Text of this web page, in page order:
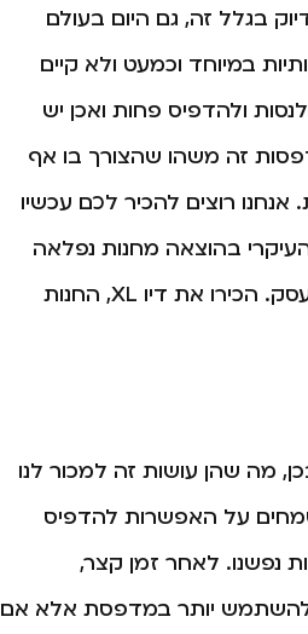
בגלל זה, גם היום בעולם
במיוחד וכמעט ולא קיים
ולהדפיס פחות ואכן יש
זה משהו שהצורך בו אף
רוצים להכיר לכם עכשיו
בהוצאה מחנות נפלאה
שמציעה מחירים הוגנים ומשתלמים ומשלוחים מהירים אליכם עד לבית העסק. הכירו את דיו XL, החנות
מה שהן עושות זה למכור לנו
שמחים על האפשרות להדפיס
נפשנו. לאחר זמן קצר,
להשתמש יותר במדפסת אלא אם